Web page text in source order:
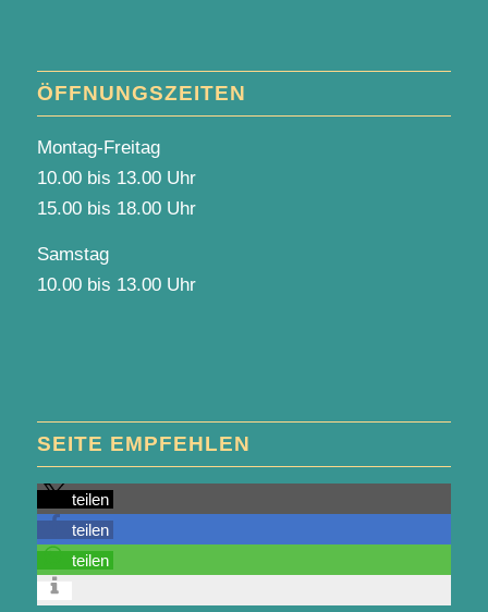
ÖFFNUNGSZEITEN
Montag-Freitag
10.00 bis 13.00 Uhr
15.00 bis 18.00 Uhr
Samstag
10.00 bis 13.00 Uhr
SEITE EMPFEHLEN
teilen
teilen
teilen